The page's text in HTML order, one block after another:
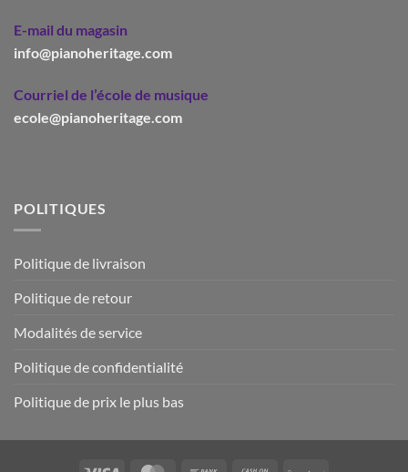
E-mail du magasin
info@pianoheritage.com
Courriel de l’école de musique
ecole@pianoheritage.com
POLITIQUES
Politique de livraison
Politique de retour
Modalités de service
Politique de confidentialité
Politique de prix le plus bas